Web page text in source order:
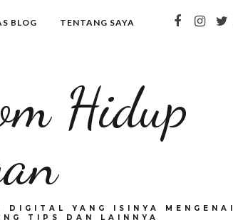
BLOG TENTANG SAYA
Hidup
YANG ISINYA MENGENAI
TIPS DAN LAINNYA